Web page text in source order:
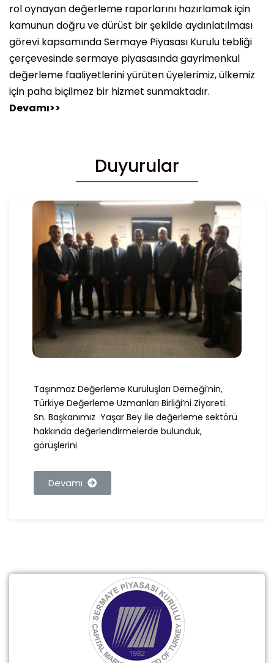
rol oynayan değerleme raporlarını hazırlamak için
kamunun doğru ve dürüst bir şekilde aydınlatılması
görevi kapsamında Sermaye Piyasası Kurulu tebliği
çerçevesinde sermaye piyasasında gayrimenkul
değerleme faaliyetlerini yürüten üyelerimiz, ülkemiz
için paha biçilmez bir hizmet sunmaktadır.
Devamı>>
Duyurular
Taşınmaz Değerleme Kuruluşları Derneği’nin,
Türkiye Değerleme Uzmanları Birliği’ni Ziyareti.
Sn. Başkanımız Yaşar Bey ile değerleme sektörü
hakkında değerlendirmelerde bulunduk,
görüşlerini
Devamı